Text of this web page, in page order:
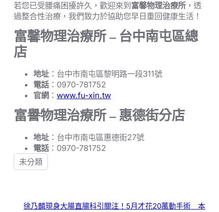
若您已受腰痛困擾許久，歡迎來到 富馨物理治療所，透
過整合性治療，我們致力於協助您早日重回健康生活！
富馨物理治療所 – 台中南屯區總
店
地址：台中市南屯區黎明路一段311號
電話：0970-781752
官網 ： www.fu-xin.tw
富譽物理治療所 – 惠德街分店
地址：台中市南屯區惠德街27號
電話：0970-781752
未分類
徐乃麟現身大腸直腸科引關注！5月才花20萬動手術 本